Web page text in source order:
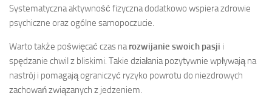
Systematyczna aktywność fizyczna dodatkowo wspiera zdrowie
psychiczne oraz ogólne samopoczucie.
Warto także poświęcać czas na rozwijanie swoich pasji i
spędzanie chwil z bliskimi. Takie działania pozytywnie wpływają na
nastrój i pomagają ograniczyć ryzyko powrotu do niezdrowych
zachowań związanych z jedzeniem.